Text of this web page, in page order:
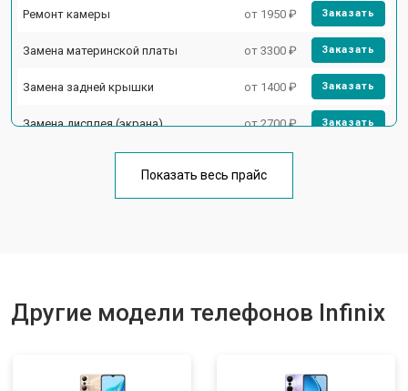
Ремонт камеры от 1950 ₽ Заказать
Замена материнской платы от 3300 ₽ Заказать
Замена задней крышки от 1400 ₽ Заказать
Замена дисплея (экрана) от 2700 ₽ Заказать
Замена кнопки включения от 1750 ₽
Показать весь прайс
Другие модели телефонов Infinix